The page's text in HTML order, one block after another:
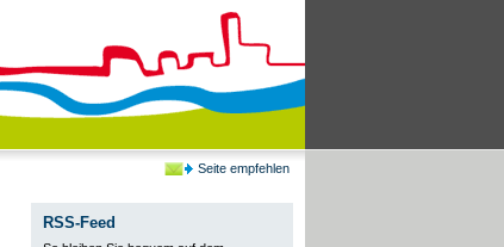
Seite empfehlen
RSS-Feed